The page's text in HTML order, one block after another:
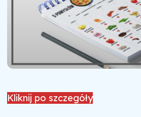
Kliknij po szczegóły